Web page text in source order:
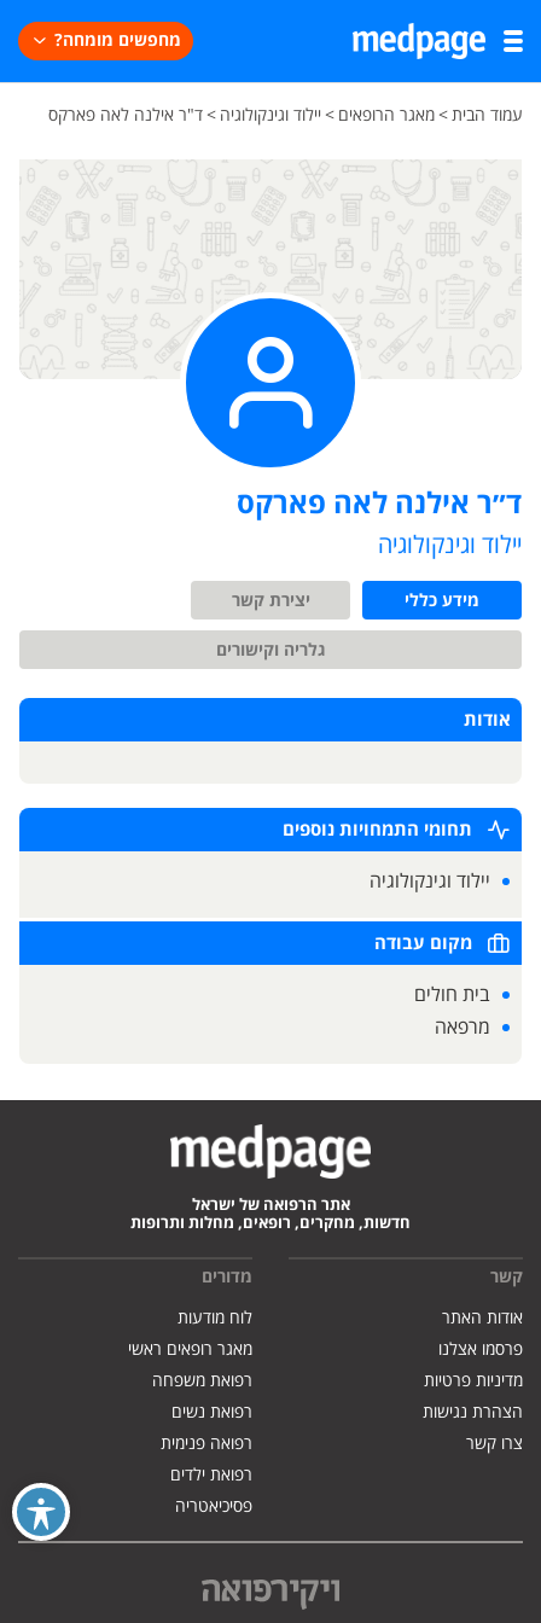
מחפשים מומחה?
עמוד הבית>מאגר הרופאים >יילוד וגינקולוגיה >ד"ר אילנה לאה פארקס
ד״ר אילנה לאה פארקס
יילוד וגינקולוגיה
מידע כללי יצירת קשר
גלריה וקישורים
אודות
תחומי התמחויות נוספים
יילוד וגינקולוגיה
מקום עבודה
בית חולים
מרפאה
אתר הרפואה של ישראל
חדשות, מחקרים, רופאים, מחלות ותרופות
קשר
אודות האתר
פרסמו אצלנו
מדיניות פרטיות
הצהרת נגישות
צרו קשר
מדורים
לוח מודעות
מאגר רופאים ראשי
רפואת משפחה
רפואת נשים
רפואה פנימית
רפואת ילדים
פסיכיאטריה